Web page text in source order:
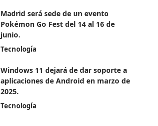
Madrid será sede de un evento
Pokémon Go Fest del 14 al 16 de
junio.
Tecnología
Windows 11 dejará de dar soporte a
aplicaciones de Android en marzo de
2025.
Tecnología